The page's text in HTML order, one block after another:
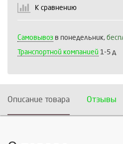
К сравнению
Самовывоз в понедельник,
Транспортной компанией 1-5 д
Описание товара Отзывы